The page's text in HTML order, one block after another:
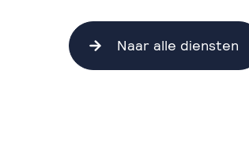
Naar alle diensten